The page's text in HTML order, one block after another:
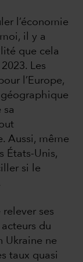
l’économie
il y a
que cela
Les
l’Europe,
sa
Aussi, même
États-Unis,
si le
ses
du
Ukraine ne
taux quasi